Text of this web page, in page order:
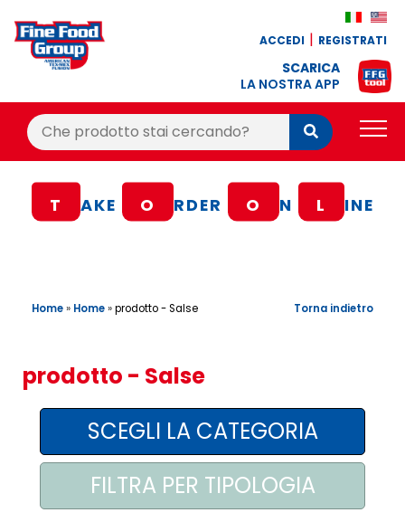
ACCEDI REGISTRATI
SCARICA
LA NOSTRA APP
Cerca:
Cerca
BLOG
CONTATTI
AREA AGENTI
T AKE O RDER O N L INE
Home» Home»prodotto - Salse Torna indietro
prodotto - Salse